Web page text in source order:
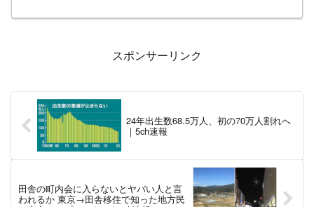
スポンサーリンク
24年出生数68.5万人、初の70万人割れへ
｜5ch速報
田舎の町内会に入らないとヤバい人と言
われるか 東京→田舎移住で知った地方民